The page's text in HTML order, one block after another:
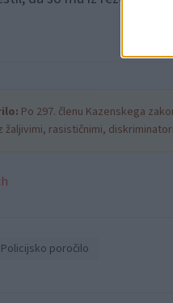
Po 297. členu Kazenskega
žaljivimi, rasističnimi,
Policijsko poročilo